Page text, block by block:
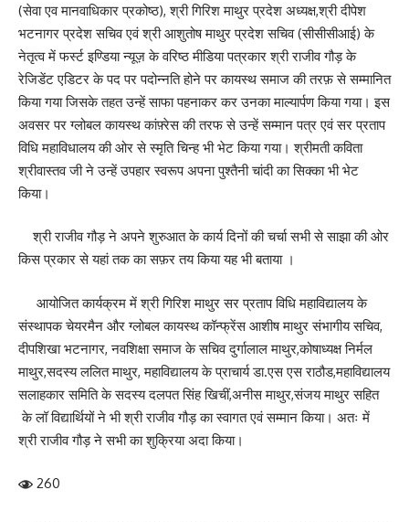
(सेवा एव मानवाधिकार प्रकोष्ठ), श्री गिरिश माथुर प्रदेश अध्यक्ष,श्री दीपेश
भटनागर प्रदेश सचिव एवं श्री आशुतोष माथुर प्रदेश सचिव (सीसीसीआई) के
नेतृत्व में फर्स्ट इण्डिया न्यूज़ के वरिष्ठ मीडिया पत्रकार श्री राजीव गौड़ के
रेजिडेंट एडिटर के पद पर पदोन्नति होने पर कायस्थ समाज की तरफ़ से सम्मानित
किया गया जिसके तहत उन्हें साफा पहनाकर कर उनका माल्यार्पण किया गया। इस
अवसर पर ग्लोबल कायस्थ कांफ़्रेस की तरफ से उन्हें सम्मान पत्र एवं सर प्रताप
विधि महाविधालय की ओर से स्मृति चिन्ह भी भेट किया गया। श्रीमती कविता
श्रीवास्तव जी ने उन्हें उपहार स्वरूप अपना पुश्तैनी चांदी का सिक्का भी भेट
किया।
श्री राजीव गौड़ ने अपने शुरुआत के कार्य दिनों की चर्चा सभी से साझा की ओर
किस प्रकार से यहां तक का सफ़र तय किया यह भी बताया ।
आयोजित कार्यक्रम में श्री गिरिश माथुर सर प्रताप विधि महाविद्यालय के
संस्थापक चेयरमैन और ग्लोबल कायस्थ कॉन्फ्रेंस आशीष माथुर संभागीय सचिव,
दीपशिखा भटनागर, नवशिक्षा समाज के सचिव दुर्गालाल माथुर,कोषाध्यक्ष निर्मल
माथुर,सदस्य ललित माथुर, महाविद्यालय के प्राचार्य डा.एस एस राठौड,महाविद्यालय
सलाहकार समिति के सदस्य दलपत सिंह खिचीं,अनीस माथुर,संजय माथुर सहित
के लॉ विद्यार्थियों ने भी श्री राजीव गौड़ का स्वागत एवं सम्मान किया। अतः में
श्री राजीव गौड़ ने सभी का शुक्रिया अदा किया।
260